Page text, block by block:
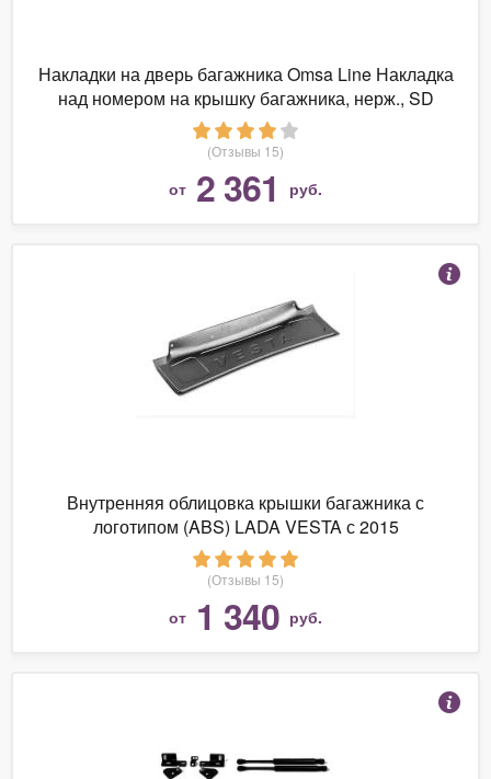
Накладки на дверь багажника Omsa Line Накладка
над номером на крышку багажника, нерж., SD
2602051
(Отзывы 15)
от 2 361 руб.
Внутренняя облицовка крышки багажника с
логотипом (ABS) LADA VESTA с 2015
(Отзывы 15)
от 1 340 руб.